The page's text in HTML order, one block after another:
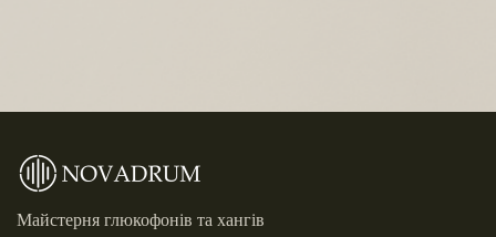
Майстерня глюкофонів та хангів